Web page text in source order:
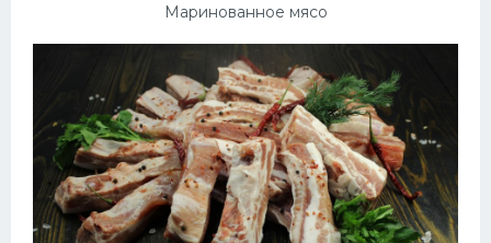
Маринованное мясо